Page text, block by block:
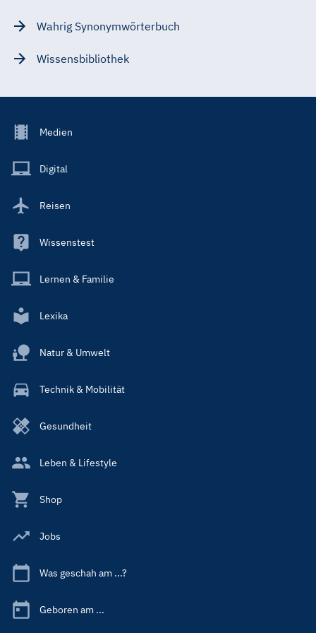
Wahrig Synonymwörterbuch
Wissensbibliothek
Footer
Main
Medien
Digital
Reisen
Wissenstest
Lernen & Familie
Lexika
Natur & Umwelt
Technik & Mobilität
Gesundheit
Leben & Lifestyle
Shop
Jobs
Was geschah am ...?
Geboren am ...